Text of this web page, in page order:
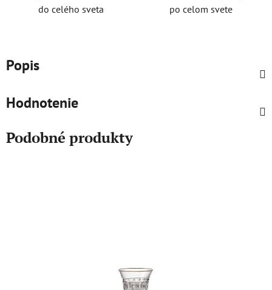
do celého sveta po celom svete
Popis
Hodnotenie
Podobné produkty